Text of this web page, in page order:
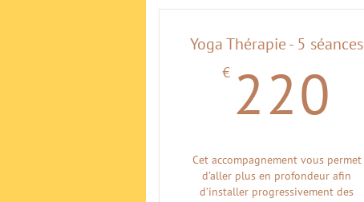
Yoga Thérapie - 5 séances
€
220
Cet accompagnement vous permet
d’aller plus en profondeur afin
d’installer progressivement des